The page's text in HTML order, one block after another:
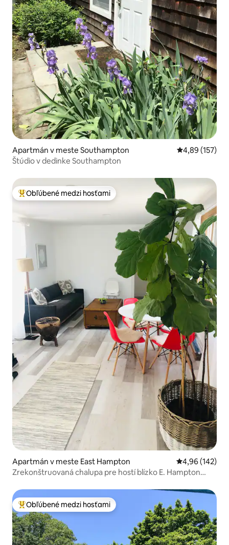
Apartmán v meste Southampton Priemerné
4,89 (157)
Štúdio v dedinke Southampton
Najobľúbenejšie medzi hosťami
Obľúbené medzi hosťami
Apartmán v meste East Hampton Priemerné
4,96 (142)
Zrekonštruovaná chalupa pre hostí blízko E. Hampton
Najobľúbenejšie medzi hosťami
Obľúbené medzi hosťami